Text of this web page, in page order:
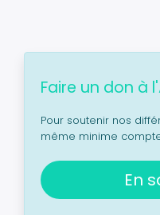
Faire un don à
Pour soutenir nos
même minime
En